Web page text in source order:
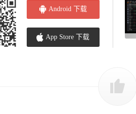
Android 下载
App Store 下载